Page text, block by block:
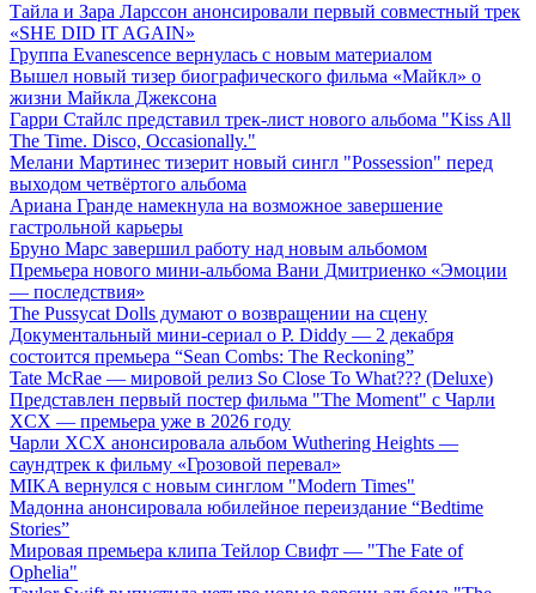
Тайла и Зара Ларссон анонсировали первый совместный трек
«SHE DID IT AGAIN»
Группа Evanescence вернулась с новым материалом
Вышел новый тизер биографического фильма «Майкл» о
жизни Майкла Джексона
Гарри Стайлс представил трек-лист нового альбома "Kiss All
The Time. Disco, Occasionally."
Мелани Мартинес тизерит новый сингл "Possession" перед
выходом четвёртого альбома
Ариана Гранде намекнула на возможное завершение
гастрольной карьеры
Бруно Марс завершил работу над новым альбомом
Премьера нового мини-альбома Вани Дмитриенко «Эмоции
— последствия»
The Pussycat Dolls думают о возвращении на сцену
Документальный мини-сериал о P. Diddy — 2 декабря
состоится премьера “Sean Combs: The Reckoning”
Tate McRae — мировой релиз So Close To What??? (Deluxe)
Представлен первый постер фильма "The Moment" с Чарли
XCX — премьера уже в 2026 году
Чарли XCX анонсировала альбом Wuthering Heights —
саундтрек к фильму «Грозовой перевал»
MIKA вернулся с новым синглом "Modern Times"
Мадонна анонсировала юбилейное переиздание “Bedtime
Stories”
Мировая премьера клипа Тейлор Свифт — "The Fate of
Ophelia"